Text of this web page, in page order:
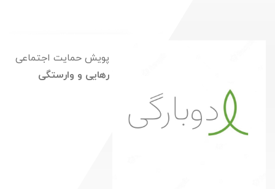
پویش حمایت اجتماعی
رهایی و وارستگی